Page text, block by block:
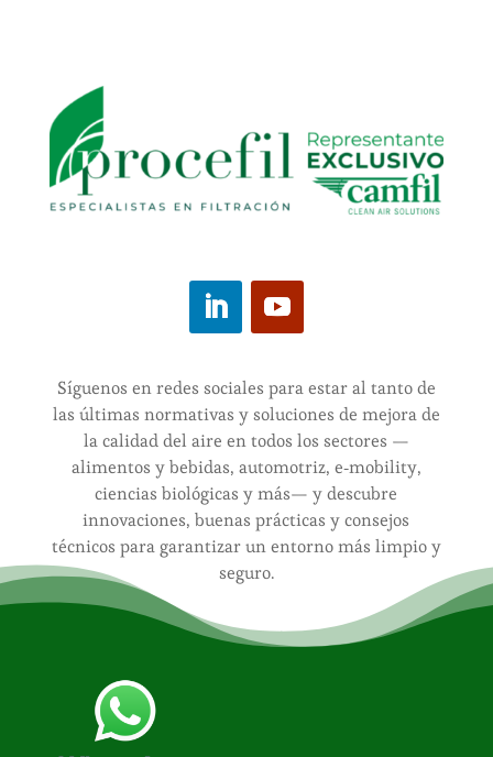
Síguenos en redes sociales para estar al tanto de
las últimas normativas y soluciones de mejora de
la calidad del aire en todos los sectores —
alimentos y bebidas, automotriz, e‑mobility,
ciencias biológicas y más— y descubre
innovaciones, buenas prácticas y consejos
técnicos para garantizar un entorno más limpio y
seguro.